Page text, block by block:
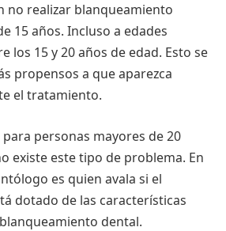
no realizar blanqueamiento
15 años. Incluso a edades
los 15 y 20 años de edad. Esto se
propensos a que aparezca
el tratamiento.
para personas mayores de 20
existe este tipo de problema. En
es quien avala si el
dotado de las características
dental.